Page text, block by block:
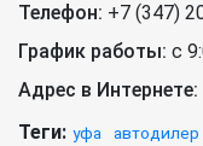
Телефон: +7 (347)
График работы: c
Адрес в Интернете:
Теги: уфа автодилер